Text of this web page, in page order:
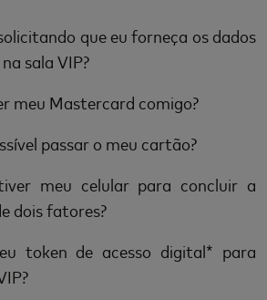
que eu forneça os dados
sala VIP?
meu Mastercard comigo?
passar o meu cartão?
meu celular para concluir a
dois fatores?
token de acesso digital* para